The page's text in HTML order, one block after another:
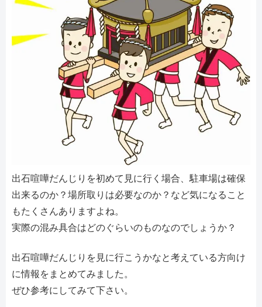
出石喧嘩だんじりを初めて見に行く場合、駐車場は確保
出来るのか？場所取りは必要なのか？など気になること
もたくさんありますよね。
実際の混み具合はどのぐらいのものなのでしょうか？
出石喧嘩だんじりを見に行こうかなと考えている方向け
に情報をまとめてみました。
ぜひ参考にしてみて下さい。